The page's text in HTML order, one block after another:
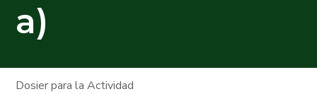
a)
Dosier para la Actividad